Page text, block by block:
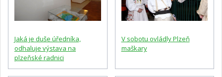
Jaká je duše úředníka,
odhaluje výstava na
plzeňské radnici
V sobotu ovládly Plzeň
maškary